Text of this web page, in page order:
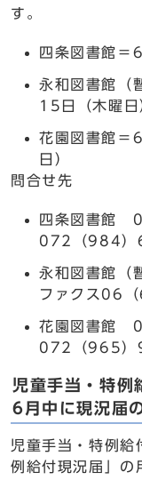
す。
四条図書館＝
永和図書館（
15日（木曜日
花園図書館＝
日）
問合せ先
四条図書館
072（984）
永和図書館
ファクス06
花園図書館
072（965）
児童手当・特例
6月中に現況届
児童手当・特例給
例給付現況届」の